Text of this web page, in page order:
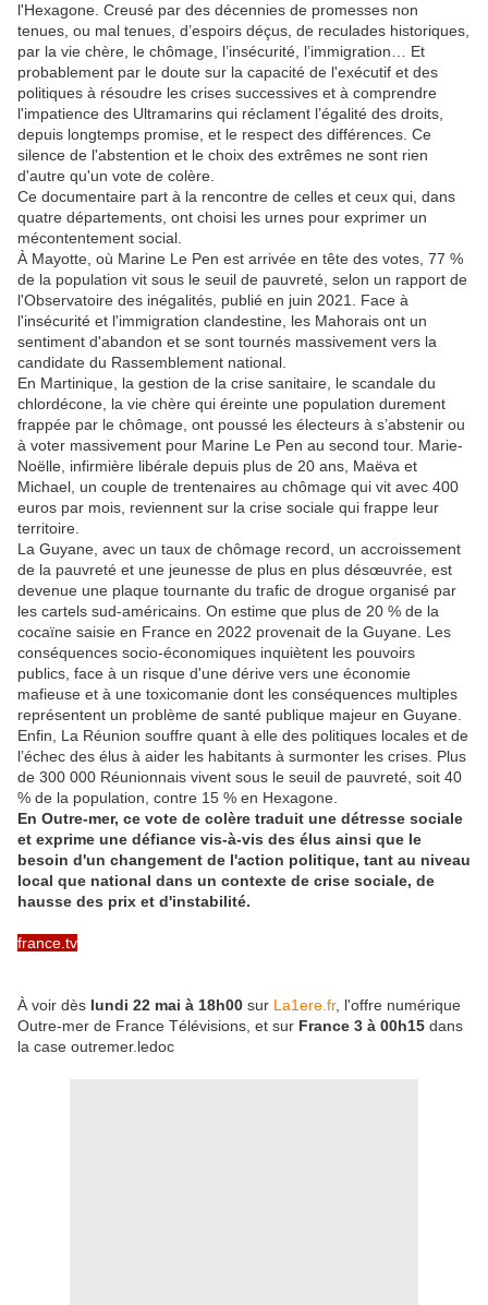
l'Hexagone. Creusé par des décennies de promesses non
tenues, ou mal tenues, d’espoirs déçus, de reculades historiques,
par la vie chère, le chômage, l’insécurité, l’immigration… Et
probablement par le doute sur la capacité de l'exécutif et des
politiques à résoudre les crises successives et à comprendre
l'impatience des Ultramarins qui réclament l’égalité des droits,
depuis longtemps promise, et le respect des différences. Ce
silence de l'abstention et le choix des extrêmes ne sont rien
d'autre qu'un vote de colère.
Ce documentaire part à la rencontre de celles et ceux qui, dans
quatre départements, ont choisi les urnes pour exprimer un
mécontentement social.
À Mayotte, où Marine Le Pen est arrivée en tête des votes, 77 %
de la population vit sous le seuil de pauvreté, selon un rapport de
l'Observatoire des inégalités, publié en juin 2021. Face à
l'insécurité et l'immigration clandestine, les Mahorais ont un
sentiment d'abandon et se sont tournés massivement vers la
candidate du Rassemblement national.
En Martinique, la gestion de la crise sanitaire, le scandale du
chlordécone, la vie chère qui éreinte une population durement
frappée par le chômage, ont poussé les électeurs à s’abstenir ou
à voter massivement pour Marine Le Pen au second tour. Marie-
Noëlle, infirmière libérale depuis plus de 20 ans, Maëva et
Michael, un couple de trentenaires au chômage qui vit avec 400
euros par mois, reviennent sur la crise sociale qui frappe leur
territoire.
La Guyane, avec un taux de chômage record, un accroissement
de la pauvreté et une jeunesse de plus en plus désœuvrée, est
devenue une plaque tournante du trafic de drogue organisé par
les cartels sud-américains. On estime que plus de 20 % de la
cocaïne saisie en France en 2022 provenait de la Guyane. Les
conséquences socio-économiques inquiètent les pouvoirs
publics, face à un risque d'une dérive vers une économie
mafieuse et à une toxicomanie dont les conséquences multiples
représentent un problème de santé publique majeur en Guyane.
Enfin, La Réunion souffre quant à elle des politiques locales et de
l’échec des élus à aider les habitants à surmonter les crises. Plus
de 300 000 Réunionnais vivent sous le seuil de pauvreté, soit 40
% de la population, contre 15 % en Hexagone.
En Outre-mer, ce vote de colère traduit une détresse sociale
et exprime une défiance vis-à-vis des élus ainsi que le
besoin d'un changement de l'action politique, tant au niveau
local que national dans un contexte de crise sociale, de
hausse des prix et d'instabilité.
france.tv
À voir dès lundi 22 mai à 18h00 sur La1ere.fr, l'offre numérique
Outre-mer de France Télévisions, et sur France 3 à 00h15 dans
la case outremer.ledoc